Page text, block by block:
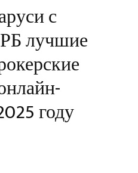
с
лучшие
году